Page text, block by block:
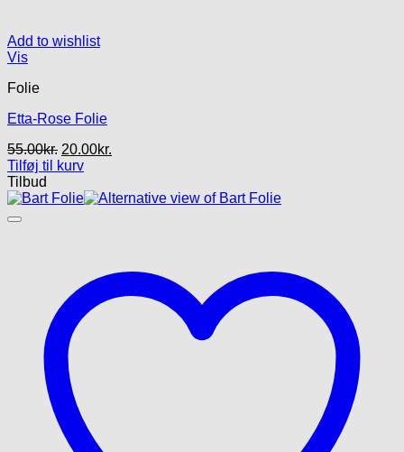
Add to wishlist
Vis
Folie
Etta-Rose Folie
55.00kr. Den
oprindelige
var:
20.00kr.
er:
Tilføj til kurv
Tilbud